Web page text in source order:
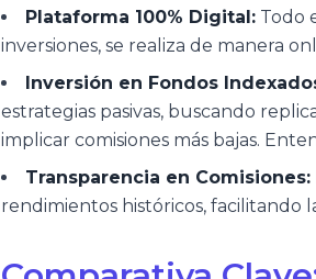
Plataforma 100% Digital: Todo
inversiones, se realiza de manera
Inversión en Fondos
estrategias pasivas, buscando
implicar comisiones más bajas.
Transparencia en Comisiones:
rendimientos históricos, facilitando